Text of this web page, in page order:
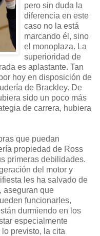
pero sin duda la
diferencia en este
caso no la está
marcando él, sino
el monoplaza. La
superioridad de
es aplastante. Tan
hoy en disposición de
de Brackley. De
sido un poco más
de carrera, hubiera
que puedan
propiedad de Ross
primeras debilidades.
del motor y
les ha salvado de
aseguran que
funcionarles,
durmiendo en los
especialmente
previsto, la cita